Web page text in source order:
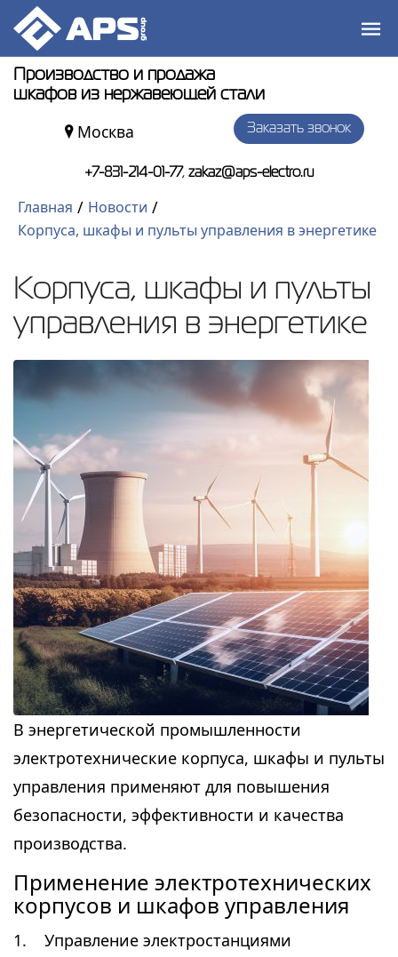
Производство и продажа
шкафов из нержавеющей стали
Москва Заказать звонок
+7-831-214-01-77, zakaz@aps-electro.ru
Главная / Новости /
Корпуса, шкафы и пульты управления в энергетике
Корпуса, шкафы и пульты
управления в энергетике
В энергетической промышленности
электротехнические корпуса, шкафы и пульты
управления применяют для повышения
безопасности, эффективности и качества
производства.
Применение электротехнических
корпусов и шкафов управления
1. Управление электростанциями